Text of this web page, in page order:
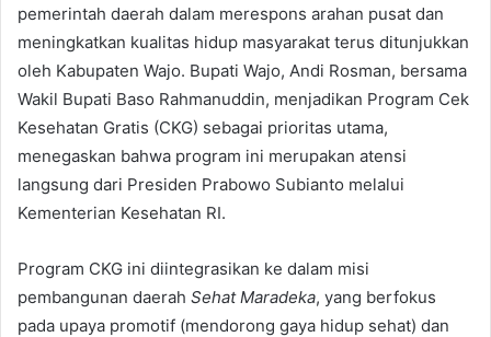
pemerintah daerah dalam merespons arahan pusat dan
meningkatkan kualitas hidup masyarakat terus ditunjukkan
oleh Kabupaten Wajo. Bupati Wajo, Andi Rosman, bersama
Wakil Bupati Baso Rahmanuddin, menjadikan Program Cek
Kesehatan Gratis (CKG) sebagai prioritas utama,
menegaskan bahwa program ini merupakan atensi
langsung dari Presiden Prabowo Subianto melalui
Kementerian Kesehatan RI.
Program CKG ini diintegrasikan ke dalam misi
pembangunan daerah Sehat Maradeka, yang berfokus
pada upaya promotif (mendorong gaya hidup sehat) dan